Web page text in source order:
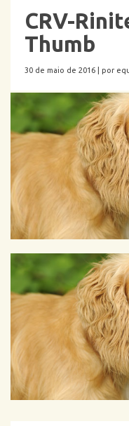
CRV-
Thumb
30 de maio de 2016 | por